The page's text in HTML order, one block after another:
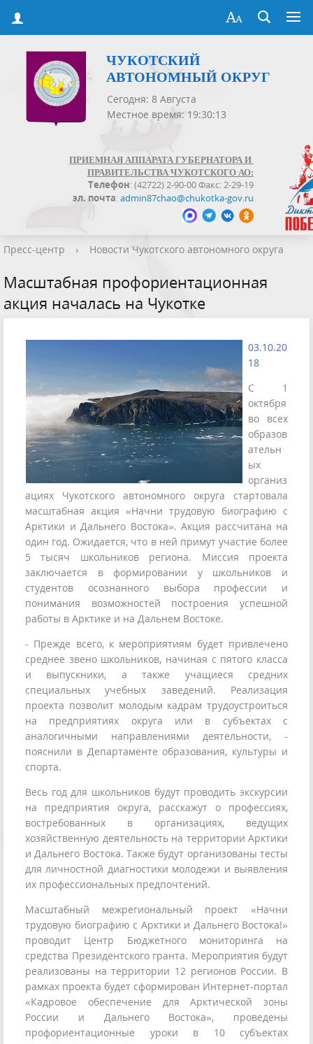
ЧУКОТСКИЙ
АВТОНОМНЫЙ ОКРУГ
Сегодня: 8 Августа
Местное время: 19:30:13
ПРИЕМНАЯ АППАРАТА ГУБЕРНАТОРА И
ПРАВИТЕЛЬСТВА ЧУКОТСКОГО АО:
Телефон: (42722) 2-90-00 Факс: 2-29-19
эл. почта:admin87chao@chukotka-gov.ru
Пресс-центр › Новости Чукотского автономного округа
Масштабная профориентационная
акция началась на Чукотке
03.10.20
18
С 1
октября
во всех
образов
ательн
ых
организ
ациях Чукотского автономного округа стартовала
масштабная акция «Начни трудовую биографию с
Арктики и Дальнего Востока». Акция рассчитана на
один год. Ожидается, что в ней примут участие более
5 тысяч школьников региона. Миссия проекта
заключается в формировании у школьников и
студентов осознанного выбора профессии и
понимания возможностей построения успешной
работы в Арктике и на Дальнем Востоке.
- Прежде всего, к мероприятиям будет привлечено
среднее звено школьников, начиная с пятого класса
и выпускники, а также учащиеся средних
специальных учебных заведений. Реализация
проекта позволит молодым кадрам трудоустроиться
на предприятиях округа или в субъектах с
аналогичными направлениями деятельности, -
пояснили в Департаменте образования, культуры и
спорта.
Весь год для школьников будут проводить экскурсии
на предприятия округа, расскажут о профессиях,
востребованных в организациях, ведущих
хозяйственную деятельность на территории Арктики
и Дальнего Востока. Также будут организованы тесты
для личностной диагностики молодежи и выявления
их профессиональных предпочтений.
Масштабный межрегиональный проект «Начни
трудовую биографию с Арктики и Дальнего Востока!»
проводит Центр Бюджетного мониторинга на
средства Президентского гранта. Мероприятия будут
реализованы на территории 12 регионов России. В
рамках проекта будет сформирован Интернет-портал
«Кадровое обеспечение для Арктической зоны
России и Дальнего Востока», проведены
профориентационные уроки в 10 субъектах